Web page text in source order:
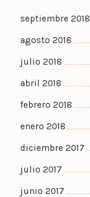
septiembre 2018
agosto 2018
julio 2018
abril 2018
febrero 2018
enero 2018
diciembre 2017
julio 2017
junio 2017